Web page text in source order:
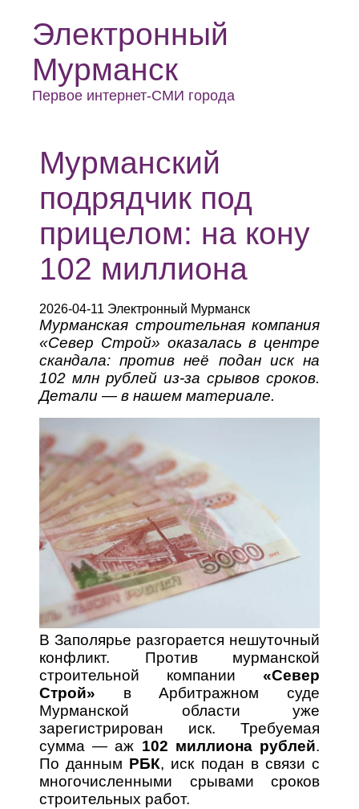
Электронный
Мурманск
Первое интернет-СМИ города
Мурманский
подрядчик под
прицелом: на кону
102 миллиона
2026-04-11 Электронный Мурманск
Мурманская строительная компания
«Север Строй» оказалась в центре
скандала: против неё подан иск на
102 млн рублей из-за срывов сроков.
Детали — в нашем материале.
В Заполярье разгорается нешуточный
конфликт. Против мурманской
строительной компании «Север
Строй» в Арбитражном суде
Мурманской области уже
зарегистрирован иск. Требуемая
сумма — аж 102 миллиона рублей.
По данным РБК, иск подан в связи с
многочисленными срывами сроков
строительных работ.